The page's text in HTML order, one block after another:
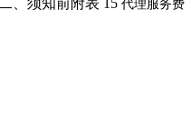
、须知前附表 15 代理服务费